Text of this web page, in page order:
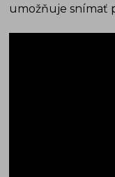
umožňuje snímať